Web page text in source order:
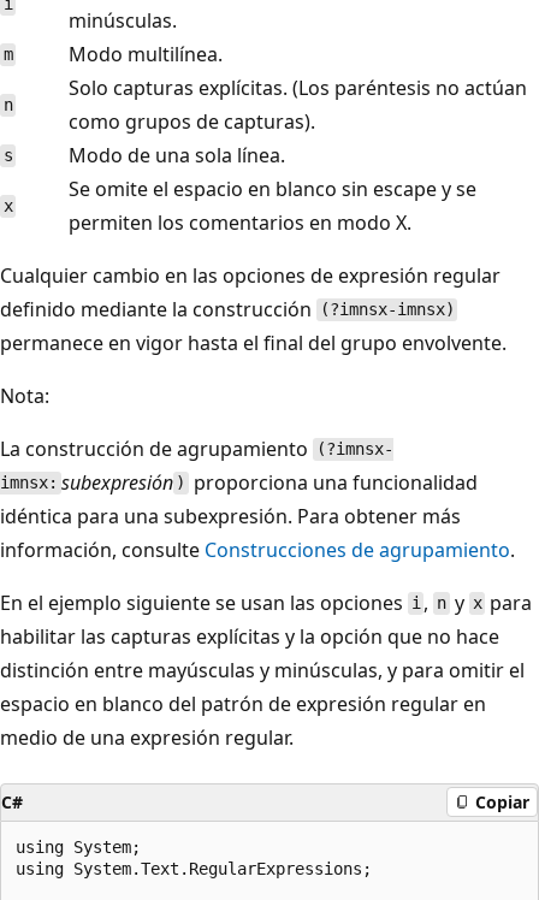
i
minúsculas.
m Modo multilínea.
n
Solo capturas explícitas. (Los paréntesis no actúan
como grupos de capturas).
s Modo de una sola línea.
x
Se omite el espacio en blanco sin escape y se
permiten los comentarios en modo X.
Cualquier cambio en las opciones de expresión regular
definido mediante la construcción
(?imnsx-imnsx)
permanece en vigor hasta el final del grupo envolvente.
Nota:
La construcción de agrupamiento
(?imnsx-
imnsx: subexpresión )
proporciona una funcionalidad
idéntica para una subexpresión. Para obtener más
información, consulte Construcciones de agrupamiento.
En el ejemplo siguiente se usan las opciones i , ny x para
habilitar las capturas explícitas y la opción que no hace
distinción entre mayúsculas y minúsculas, y para omitir el
espacio en blanco del patrón de expresión regular en
medio de una expresión regular.
C# Copiar
using System;
using System.Text.RegularExpressions;